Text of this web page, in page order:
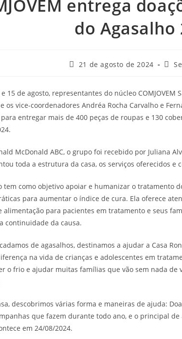
entrega
do Agasalho
21 de agosto de 2024
15 de agosto, representantes do núcleo
os vice-coordenadores Andréa Rocha Carvalho e
entregar mais de 400 peças de roupas e 130
McDonald ABC, o grupo foi recebido por Juliana
toda a estrutura da casa, os serviços oferecidos e
tem como objetivo apoiar e humanizar o tratamento
para aumentar o índice de cura. Ela oferece
alimentação para pacientes em tratamento e seus
continuidade da causa.
de agasalhos, destinamos a ajudar a Casa
na vida de crianças e adolescentes em
o frio e ajudar muitas famílias que vão sem nada de
descobrimos várias forma e maneiras de ajuda:
que fazem durante todo ano, e o principal de
em 24/08/2024.